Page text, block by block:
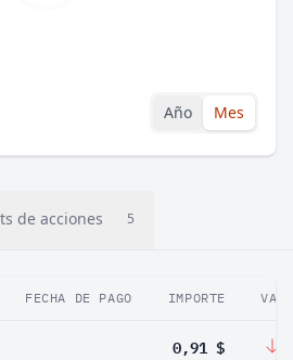
Año Mes
de acciones 5
FECHA DE PAGO IMPORTE
0,91 $